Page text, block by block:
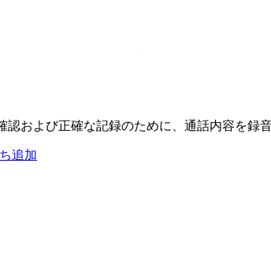
および正確な記録のために、通話内容を録
追加